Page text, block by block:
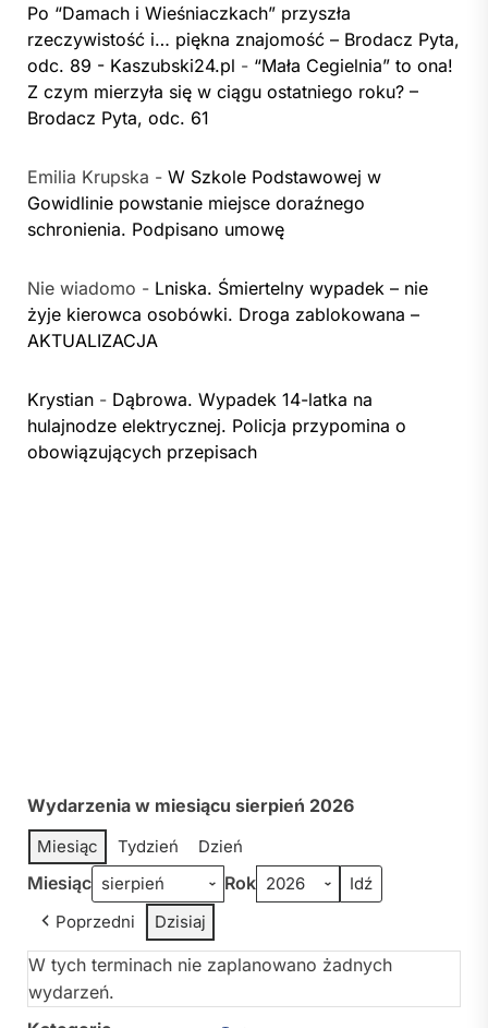
Po “Damach i Wieśniaczkach” przyszła
rzeczywistość i… piękna znajomość – Brodacz Pyta,
odc. 89 - Kaszubski24.pl - “Mała Cegielnia” to ona!
Z czym mierzyła się w ciągu ostatniego roku? –
Brodacz Pyta, odc. 61
Emilia Krupska - W Szkole Podstawowej w
Gowidlinie powstanie miejsce doraźnego
schronienia. Podpisano umowę
Nie wiadomo - Lniska. Śmiertelny wypadek – nie
żyje kierowca osobówki. Droga zablokowana –
AKTUALIZACJA
Krystian - Dąbrowa. Wypadek 14-latka na
hulajnodze elektrycznej. Policja przypomina o
obowiązujących przepisach
Wydarzenia w miesiącu sierpień 2026
Miesiąc Tydzień Dzień
Miesiąc Rok
Poprzedni Dzisiaj
W tych terminach nie zaplanowano żadnych
wydarzeń.